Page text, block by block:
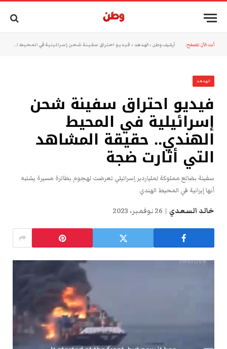
أنت الآن تتصفح: أرشيف وطن »الهدهد » فيديو احتراق سفينة شحن إسرائيلية في المحيط الهندي.. حقيقة المشاهد التي أثارت ضجة
الهدهد
فيديو احتراق سفينة شحن
إسرائيلية في المحيط
الهندي.. حقيقة المشاهد
التي أثارت ضجة
سفينة بضائع مملوكة لملياردير إسرائيلي تعرضت لهجوم بطائرة مسيرة يشتبه
أنها إيرانية في المحيط الهندي
خالد السعدي 26 نوفمبر، 2023